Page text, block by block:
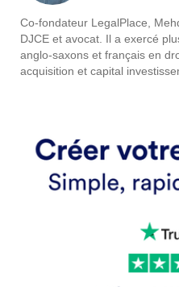
Co-fondateur LegalPlace,
DJCE et avocat. Il a exercé
anglo-saxons et français en
acquisition et capital